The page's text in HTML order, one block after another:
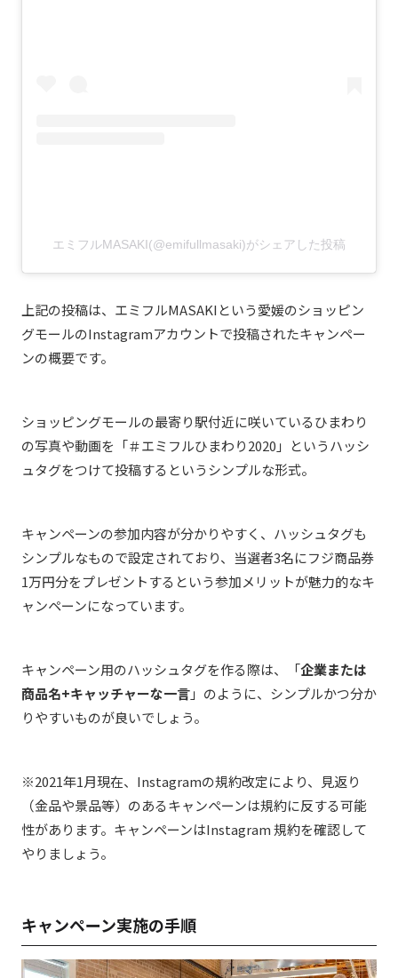
エミフルMASAKI(@emifullmasaki)がシェアした投稿
上記の投稿は、エミフルMASAKIという愛媛のショッピン
グモールのInstagramアカウントで投稿されたキャンペー
ンの概要です。
ショッピングモールの最寄り駅付近に咲いているひまわり
の写真や動画を「＃エミフルひまわり2020」というハッシ
ュタグをつけて投稿するというシンプルな形式。
キャンペーンの参加内容が分かりやすく、ハッシュタグも
シンプルなもので設定されており、当選者3名にフジ商品券
1万円分をプレゼントするという参加メリットが魅力的なキ
ャンペーンになっています。
キャンペーン用のハッシュタグを作る際は、「企業または
商品名+キャッチャーな一言」のように、シンプルかつ分か
りやすいものが良いでしょう。
※2021年1月現在、Instagramの規約改定により、見返り
（金品や景品等）のあるキャンペーンは規約に反する可能
性があります。キャンペーンはInstagram 規約を確認して
やりましょう。
キャンペーン実施の手順